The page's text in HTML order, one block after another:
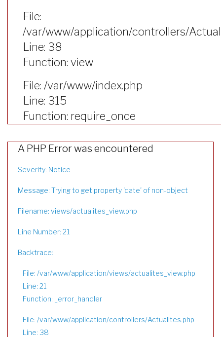
File:
/var/www/application/controllers/
Line: 38
Function: view
File: /var/www/index.php
Line: 315
Function: require_once
A PHP Error was encountered
Severity: Notice
Message: Trying to get property 'date' of non-object
Filename: views/actualites_view.php
Line Number: 21
Backtrace:
File: /var/www/application/views/actualites_view.php
Line: 21
Function: _error_handler
File: /var/www/application/controllers/Actualites.php
Line: 38